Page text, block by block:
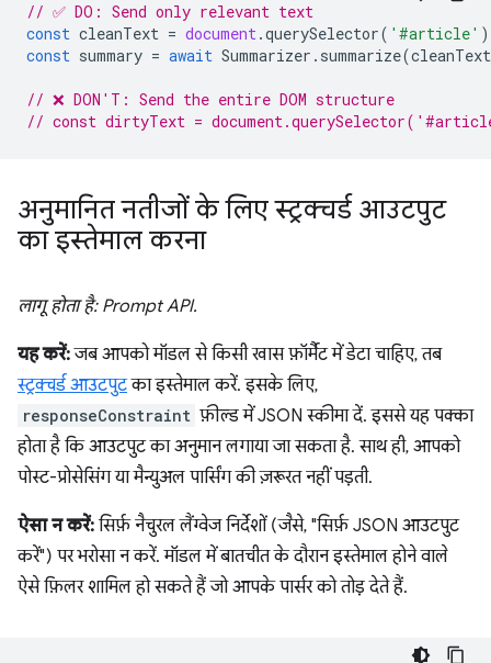
// ✅ DO: Send only relevant text
const cleanText = document.querySelector( '#article'
const summary = await Summarizer . summarize(cleanText
// ❌ DON'T: Send the entire DOM structure
// const dirtyText =
अनुमानित नतीजों के लिए स्ट्रक्चर्ड आउटपुट
का इस्तेमाल करना
लागू होता है: Prompt API.
यह करें:जब आपको मॉडल से किसी खास फ़ॉर्मैट में डेटा चाहिए, तब
स्ट्रक्चर्ड आउटपुटका इस्तेमाल करें. इसके लिए,
responseConstraint फ़ील्ड में JSON स्कीमा दें. इससे यह पक्का
होता है कि आउटपुट का अनुमान लगाया जा सकता है. साथ ही, आपको
पोस्ट-प्रोसेसिंग या मैन्युअल पार्सिंग की ज़रूरत नहीं पड़ती.
ऐसा न करें: सिर्फ़ नैचुरल लैंग्वेज निर्देशों (जैसे, "सिर्फ़ JSON आउटपुट
करें") पर भरोसा न करें. मॉडल में बातचीत के दौरान इस्तेमाल होने वाले
ऐसे फ़िलर शामिल हो सकते हैं जो आपके पार्सर को तोड़ देते हैं.